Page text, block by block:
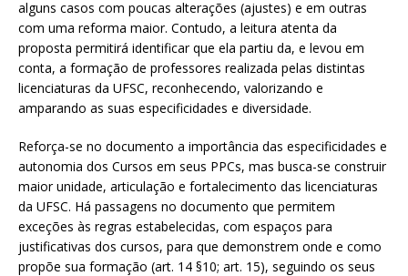
alguns casos com poucas alterações (ajustes) e em outras
com uma reforma maior. Contudo, a leitura atenta da
proposta permitirá identificar que ela partiu da, e levou em
conta, a formação de professores realizada pelas distintas
licenciaturas da UFSC, reconhecendo, valorizando e
amparando as suas especificidades e diversidade.
Reforça-se no documento a importância das especificidades e
autonomia dos Cursos em seus PPCs, mas busca-se construir
maior unidade, articulação e fortalecimento das licenciaturas
da UFSC. Há passagens no documento que permitem
exceções às regras estabelecidas, com espaços para
justificativas dos cursos, para que demonstrem onde e como
propõe sua formação (art. 14 §10; art. 15), seguindo os seus